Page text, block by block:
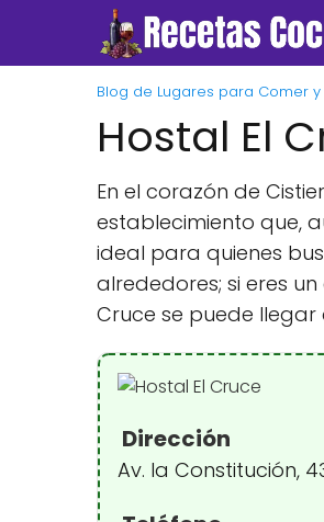
Blog de Lugares para Comer
Hostal El
En el corazón de
establecimiento que,
ideal para quienes
alrededores; si eres
Cruce se puede
Dirección
Av. la Constitución,